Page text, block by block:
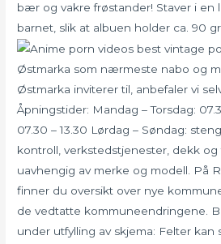
bær og vakre frøstander! Staver i en
barnet, slik at albuen holder ca. 90
Østmarka som nærmeste nabo og
Østmarka inviterer til, anbefaler vi
Åpningstider: Mandag – Torsdag:
07.30 – 13.30 Lørdag – Søndag:
kontroll, verkstedstjenester, dekk og
uavhengig av merke og modell. På
finner du oversikt over nye
de vedtatte kommuneendringene.
under utfylling av skjema: Felter kan